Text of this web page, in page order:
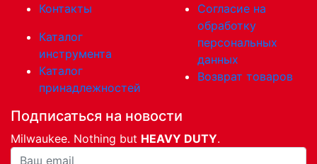
Контакты
Каталог
инструмента
Каталог
принадлежностей
Согласие на
обработку
персональных
данных
Возврат товаров
Подписаться на новости
Milwaukee. Nothing but HEAVY DUTY.
Ваша почта